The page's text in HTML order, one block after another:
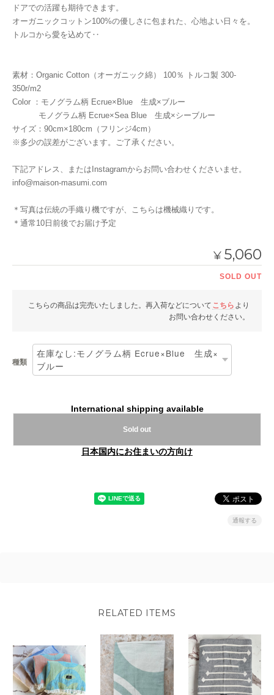
ドアでの活躍も期待できます。
オーガニックコットン100%の優しさに包まれた、心地よい日々を。
トルコから愛を込めて‥
素材：Organic Cotton（オーガニック綿） 100％ トルコ製 300-
350r/m2
Color ：モノグラム柄 Ecrue×Blue 生成×ブルー
モノグラム柄 Ecrue×Sea Blue 生成×シーブルー
サイズ：90cm×180cm（フリンジ4cm）
※多少の誤差がございます。ご了承ください。
下記アドレス、またはInstagramからお問い合わせくださいませ。
info@maison-masumi.com
＊写真は伝統の手織り機ですが、こちらは機械織りです。
＊通常10日前後でお届け予定
¥ 5,060
SOLD OUT
こちらの商品は完売いたしました。再入荷などについて こちら より
お問い合わせください。
種類
International shipping available
Sold out
日本国内にお住まいの方向け
通報する
RELATED ITEMS